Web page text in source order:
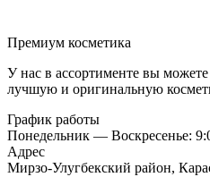
Премиум косметика
У нас в ассортименте вы
лучшую и оригинальную
График работы
Понедельник — Воскресенье:
Адрес
Мирзо-Улугбекский район,